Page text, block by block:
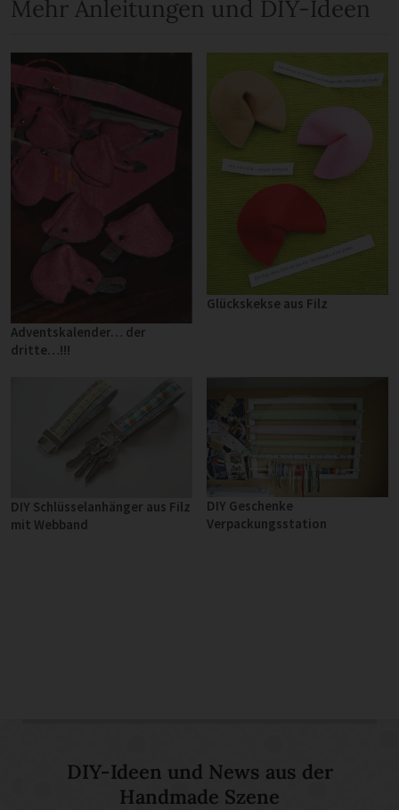
Mehr Anleitungen und DIY-Ideen
Adventskalender… der
dritte…!!!
Glückskekse aus Filz
DIY Schlüsselanhänger aus Filz
mit Webband
DIY Geschenke
Verpackungsstation
DIY-Ideen und News aus der
Handmade Szene